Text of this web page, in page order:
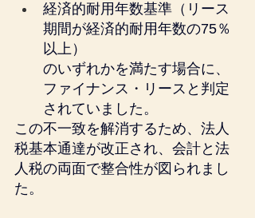
経済的耐用年数基準（リース
期間が経済的耐用年数の75％
以上）
のいずれかを満たす場合に、
ファイナンス・リースと判定
されていました。
この不一致を解消するため、法人
税基本通達が改正され、会計と法
人税の両面で整合性が図られまし
た。